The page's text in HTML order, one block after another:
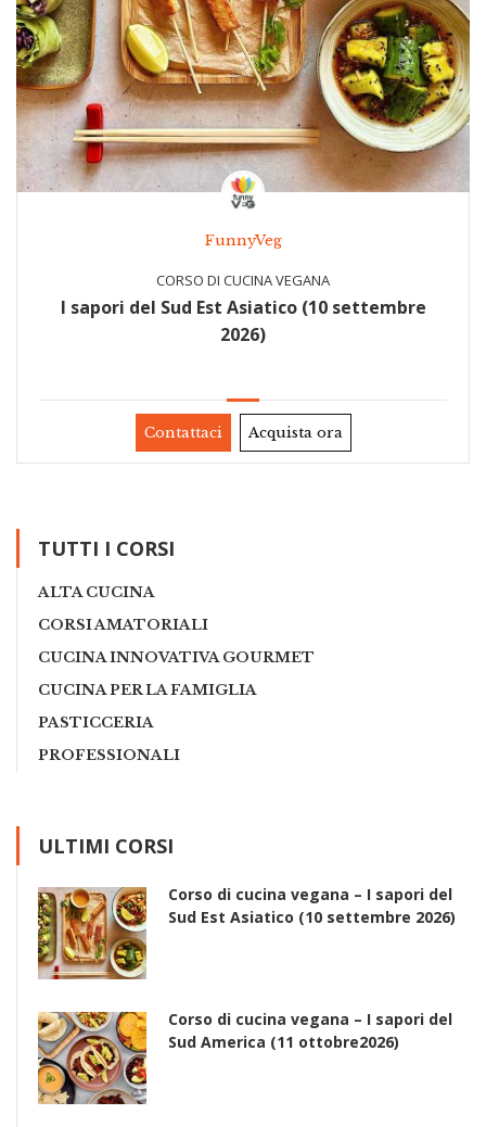
FunnyVeg
CORSO DI CUCINA VEGANA
I sapori del Sud Est Asiatico (10 settembre
2026)
Contattaci Acquista ora
TUTTI I CORSI
ALTA CUCINA
CORSI AMATORIALI
CUCINA INNOVATIVA GOURMET
CUCINA PER LA FAMIGLIA
PASTICCERIA
PROFESSIONALI
ULTIMI CORSI
Corso di cucina vegana – I sapori del
Sud Est Asiatico (10 settembre 2026)
Corso di cucina vegana – I sapori del
Sud America (11 ottobre2026)